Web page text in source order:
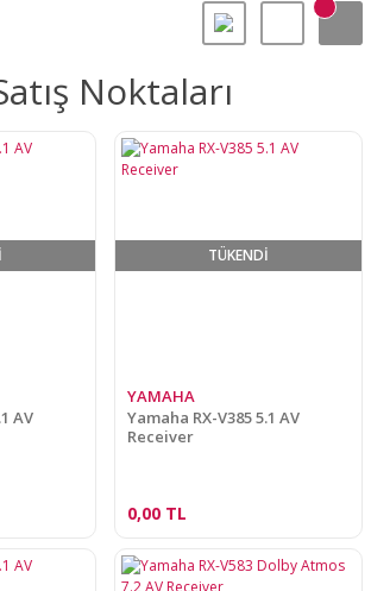
Noktaları
AV
TÜKENDİ
YAMAHA
Yamaha RX-V385 5.1 AV
Receiver
0,00 TL